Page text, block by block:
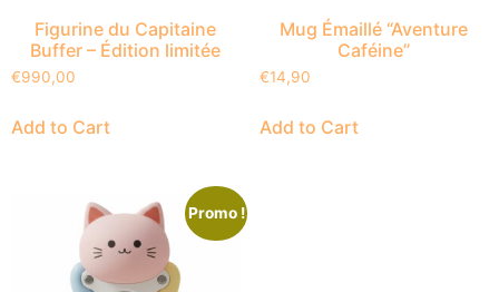
Figurine du Capitaine
Buffer – Édition limitée
€990,00
Add to Cart
Mug Émaillé “Aventure
Caféine”
€14,90
Add to Cart
Promo !